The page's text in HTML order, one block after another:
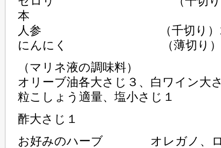
本
人参 （千切り）1/
にんにく （薄切り）
（マリネ液の調味料）
オリーブ油各大さじ３、白ワイン大
粒こしょう適量、塩小さじ１
酢大さじ１
お好みのハーブ オレガノ、ロ